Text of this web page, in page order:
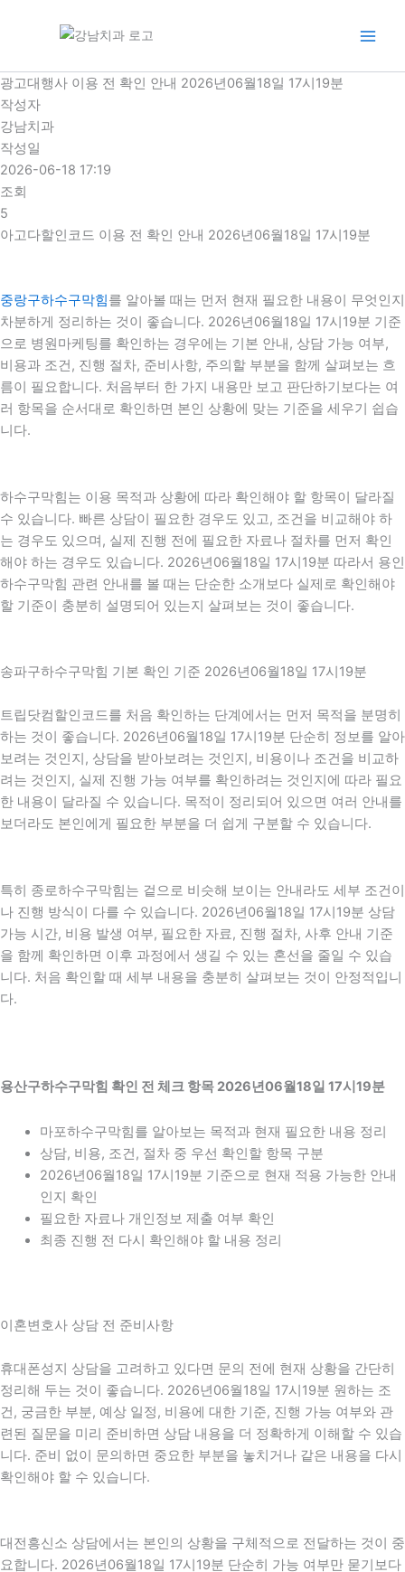
로
건
너
뛰
기
광고대행사 이용 전 확인 안내 2026년06월18일 17시19분
작성자
강남치과
작성일
2026-06-18 17:19
조회
5
아고다할인코드 이용 전 확인 안내 2026년06월18일 17시19분
중랑구하수구막힘를 알아볼 때는 먼저 현재 필요한 내용이 무엇인지
차분하게 정리하는 것이 좋습니다. 2026년06월18일 17시19분 기준
으로 병원마케팅를 확인하는 경우에는 기본 안내, 상담 가능 여부,
비용과 조건, 진행 절차, 준비사항, 주의할 부분을 함께 살펴보는 흐
름이 필요합니다. 처음부터 한 가지 내용만 보고 판단하기보다는 여
러 항목을 순서대로 확인하면 본인 상황에 맞는 기준을 세우기 쉽습
니다.
하수구막힘는 이용 목적과 상황에 따라 확인해야 할 항목이 달라질
수 있습니다. 빠른 상담이 필요한 경우도 있고, 조건을 비교해야 하
는 경우도 있으며, 실제 진행 전에 필요한 자료나 절차를 먼저 확인
해야 하는 경우도 있습니다. 2026년06월18일 17시19분 따라서 용인
하수구막힘 관련 안내를 볼 때는 단순한 소개보다 실제로 확인해야
할 기준이 충분히 설명되어 있는지 살펴보는 것이 좋습니다.
송파구하수구막힘 기본 확인 기준 2026년06월18일 17시19분
트립닷컴할인코드를 처음 확인하는 단계에서는 먼저 목적을 분명히
하는 것이 좋습니다. 2026년06월18일 17시19분 단순히 정보를 알아
보려는 것인지, 상담을 받아보려는 것인지, 비용이나 조건을 비교하
려는 것인지, 실제 진행 가능 여부를 확인하려는 것인지에 따라 필요
한 내용이 달라질 수 있습니다. 목적이 정리되어 있으면 여러 안내를
보더라도 본인에게 필요한 부분을 더 쉽게 구분할 수 있습니다.
특히 종로하수구막힘는 겉으로 비슷해 보이는 안내라도 세부 조건이
나 진행 방식이 다를 수 있습니다. 2026년06월18일 17시19분 상담
가능 시간, 비용 발생 여부, 필요한 자료, 진행 절차, 사후 안내 기준
을 함께 확인하면 이후 과정에서 생길 수 있는 혼선을 줄일 수 있습
니다. 처음 확인할 때 세부 내용을 충분히 살펴보는 것이 안정적입니
다.
용산구하수구막힘 확인 전 체크 항목 2026년06월18일 17시19분
마포하수구막힘를 알아보는 목적과 현재 필요한 내용 정리
상담, 비용, 조건, 절차 중 우선 확인할 항목 구분
2026년06월18일 17시19분 기준으로 현재 적용 가능한 안내
인지 확인
필요한 자료나 개인정보 제출 여부 확인
최종 진행 전 다시 확인해야 할 내용 정리
이혼변호사 상담 전 준비사항
휴대폰성지 상담을 고려하고 있다면 문의 전에 현재 상황을 간단히
정리해 두는 것이 좋습니다. 2026년06월18일 17시19분 원하는 조
건, 궁금한 부분, 예상 일정, 비용에 대한 기준, 진행 가능 여부와 관
련된 질문을 미리 준비하면 상담 내용을 더 정확하게 이해할 수 있습
니다. 준비 없이 문의하면 중요한 부분을 놓치거나 같은 내용을 다시
확인해야 할 수 있습니다.
대전흥신소 상담에서는 본인의 상황을 구체적으로 전달하는 것이 중
요합니다. 2026년06월18일 17시19분 단순히 가능 여부만 묻기보다